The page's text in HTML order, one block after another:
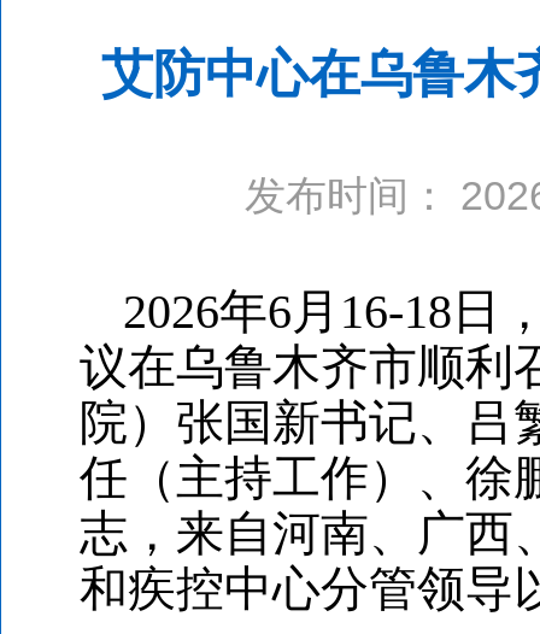
艾防中心在乌鲁木
发布时间：
2026年6月16-18日
议在乌鲁木齐市顺利
院）张国新书记、吕
任（主持工作）、徐
志，来自河南、广西
和疾控中心分管领导